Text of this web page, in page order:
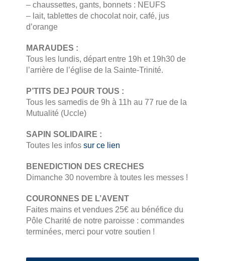
– ⁠chaussettes, gants, bonnets : NEUFS
– ⁠lait, tablettes de chocolat noir, café, jus
d’orange
MARAUDES :
Tous les lundis, départ entre 19h et 19h30 de
l’arrière de l’église de la Sainte-Trinité.
P’TITS DEJ POUR TOUS :
Tous les samedis de 9h à 11h au 77 rue de la
Mutualité (Uccle)
SAPIN SOLIDAIRE :
Toutes les infos sur ce lien
BENEDICTION DES CRECHES
Dimanche 30 novembre à toutes les messes !
COURONNES DE L’AVENT
Faites mains et vendues 25€ au bénéfice du
Pôle Charité de notre paroisse : commandes
terminées, merci pour votre soutien !